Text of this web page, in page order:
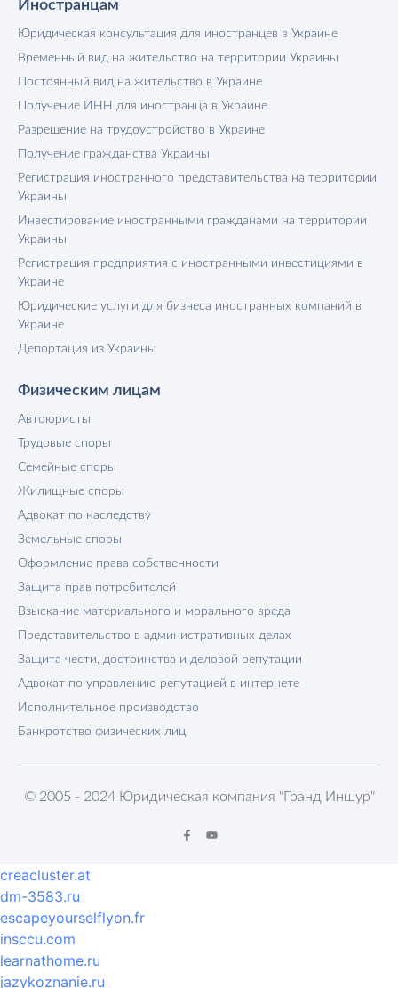
Иностранцам
Юридическая консультация для иностранцев в Украине
Временный вид на жительство на территории Украины
Постоянный вид на жительство в Украине
Получение ИНН для иностранца в Украине
Разрешение на трудоустройство в Украине
Получение гражданства Украины
Регистрация иностранного представительства на территории
Украины
Инвестирование иностранными гражданами на территории
Украины
Регистрация предприятия с иностранными инвестициями в
Украине
Юридические услуги для бизнеса иностранных компаний в
Украине
Депортация из Украины
Физическим лицам
Автоюристы
Трудовые споры
Семейные споры
Жилищные споры
Адвокат по наследству
Земельные споры
Оформление права собственности
Защита прав потребителей
Взыскание материального и морального вреда
Представительство в административных делах
Защита чести, достоинства и деловой репутации
Адвокат по управлению репутацией в интернете
Исполнительное производство
Банкротство физических лиц
© 2005 - 2024 Юридическая компания "Гранд Иншур"
creacluster.at
dm-3583.ru
escapeyourselflyon.fr
insccu.com
learnathome.ru
jazykoznanie.ru